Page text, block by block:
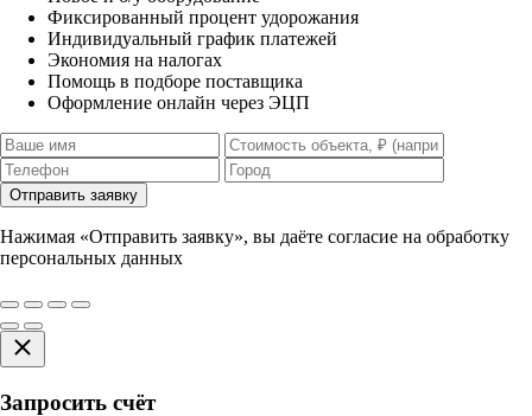
Фиксированный процент удорожания
Индивидуальный график платежей
Экономия на налогах
Помощь в подборе поставщика
Оформление онлайн через ЭЦП
Отправить заявку
Нажимая «Отправить заявку», вы даёте согласие на обработку
персональных данных
Запросить счёт